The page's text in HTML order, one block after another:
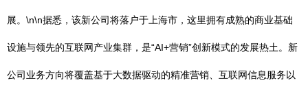
展。\n\n据悉，该新公司将落户于上海市，这里拥有成熟的商业基础
设施与领先的互联网产业集群，是“AI+营销”创新模式的发展热土。新
公司业务方向将覆盖基于大数据驱动的精准营销、互联网信息服务以